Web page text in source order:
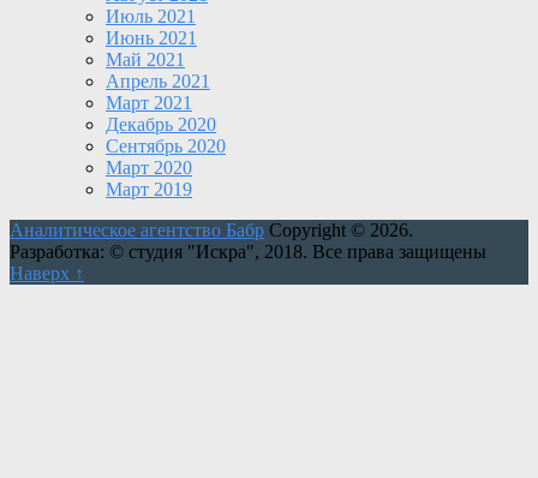
Июль 2021
Июнь 2021
Май 2021
Апрель 2021
Март 2021
Декабрь 2020
Сентябрь 2020
Март 2020
Март 2019
Аналитическое агентство Бабр Copyright © 2026.
Разработка: © студия "Искра", 2018. Все права защищены
Наверх ↑